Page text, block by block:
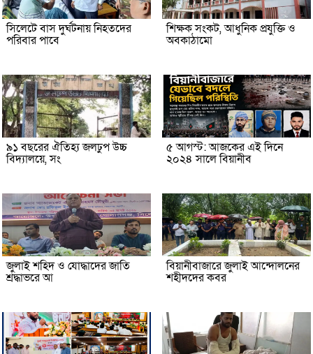
সিলেটে বাস দুর্ঘটনায় নিহতদের
পরিবার পাবে
শিক্ষক সংকট, আধুনিক প্রযুক্তি ও
অবকাঠামো
৯১ বছরের ঐতিহ্য জলঢুপ উচ্চ
বিদ্যালয়ে, সং
৫ আগস্ট: আজকের এই দিনে
২০২৪ সালে বিয়ানীব
জুলাই শহিদ ও যোদ্ধাদের জাতি
শ্রদ্ধাভরে আ
বিয়ানীবাজারে জুলাই আন্দোলনের
শহীদদের কবর